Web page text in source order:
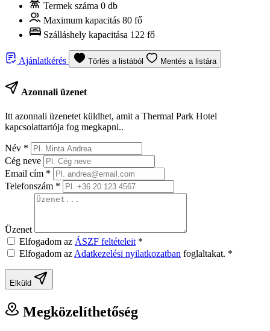
Termek száma 0 db
Maximum kapacitás 80 fő
Szálláshely kapacitása 122 fő
Ajánlatkérés Törlés a listából Mentés a listára
Azonnali üzenet
Itt azonnali üzenetet küldhet, amit a Thermal Park Hotel
kapcsolattartója fog megkapni..
Név *
Cég neve
Email cím *
Telefonszám *
Üzenet
Elfogadom az ÁSZF feltételeit *
Elfogadom az Adatkezelési nyilatkozatban foglaltakat. *
Elküld
Megközelíthetőség